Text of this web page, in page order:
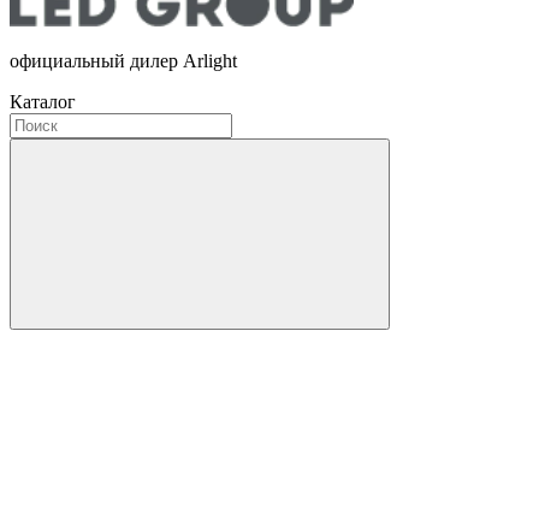
официальный дилер Arlight
Каталог